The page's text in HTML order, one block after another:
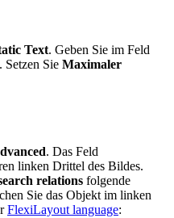
Text. Geben Sie im Feld
Setzen Sie Maximaler
. Das Feld
linken Drittel des Bildes.
relations folgende
Sie das Objekt im linken
FlexiLayout language: